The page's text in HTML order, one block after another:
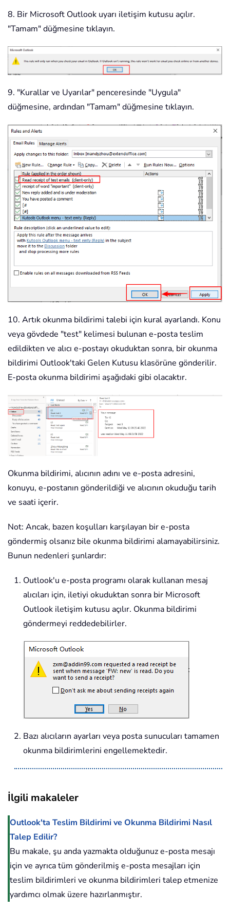
8. Bir Microsoft Outlook uyarı iletişim kutusu açılır.
"Tamam" düğmesine tıklayın.
9. "Kurallar ve Uyarılar" penceresinde "Uygula"
düğmesine, ardından "Tamam" düğmesine tıklayın.
10. Artık okunma bildirimi talebi için kural ayarlandı. Konu
veya gövdede "test" kelimesi bulunan e-posta teslim
edildikten ve alıcı e-postayı okuduktan sonra, bir okunma
bildirimi Outlook'taki Gelen Kutusu klasörüne gönderilir.
E-posta okunma bildirimi aşağıdaki gibi olacaktır.
Okunma bildirimi, alıcının adını ve e-posta adresini,
konuyu, e-postanın gönderildiği ve alıcının okuduğu tarih
ve saati içerir.
Not: Ancak, bazen koşulları karşılayan bir e-posta
göndermiş olsanız bile okunma bildirimi alamayabilirsiniz.
Bunun nedenleri şunlardır:
Outlook'u e-posta programı olarak kullanan mesaj
alıcıları için, iletiyi okuduktan sonra bir Microsoft
Outlook iletişim kutusu açılır. Okunma bildirimi
göndermeyi reddedebilirler.
Bazı alıcıların ayarları veya posta sunucuları tamamen
okunma bildirimlerini engellemektedir.
İlgili makaleler
Outlook'ta Teslim Bildirimi ve Okunma Bildirimi Nasıl
Talep Edilir?
Bu makale, şu anda yazmakta olduğunuz e-posta mesajı
için ve ayrıca tüm gönderilmiş e-posta mesajları için
teslim bildirimleri ve okunma bildirimleri talep etmenize
yardımcı olmak üzere hazırlanmıştır.